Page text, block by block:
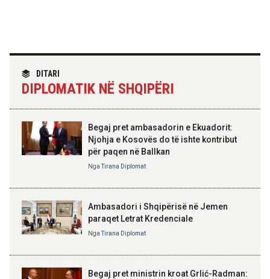
19:27 07-08-2026
Kombëtarja shqiptare e golfit
18:30 07-08-2026
Punëdhënësit me mbi 125
punonjës do të kenë kuota për
TIRANA DIPLOMAT
Skënderbeut dhe Ismail
Kosovë!
DITARI
DIPLOMATIK NË SHQIPËRI
Begaj pret ambasadorin e Ekuadorit:
Njohja e Kosovës do të ishte kontribut
për paqen në Ballkan
NgaTirana Diplomat
Ambasadori i Shqipërisë në Jemen
paraqet Letrat Kredenciale
NgaTirana Diplomat
Begaj pret ministrin kroat Grlić-Radman: